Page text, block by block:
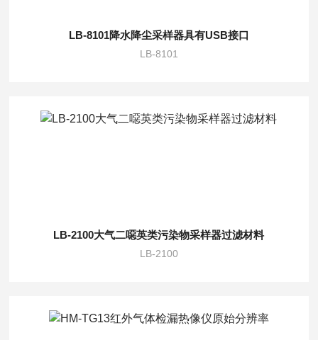
LB-8101降水降尘采样器具有USB接口
LB-8101
LB-2100大气二噁英类污染物采样器过滤材料
LB-2100